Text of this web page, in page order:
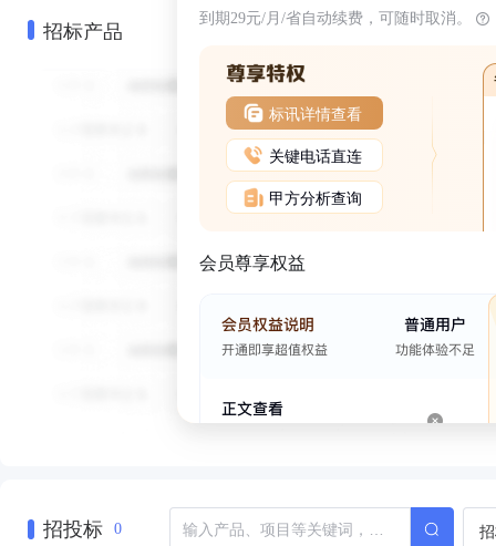
招标产品 到期29元/月/省自动续费，可随时取消。
标讯详情查看
关键电话直连
甲方分析查询
会员尊享权益
招投标 0